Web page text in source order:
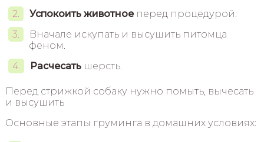
Успокоить животноеперед процедурой.
Вначале искупать и высушить питомца
феном.
Расчесатьшерсть.
Перед стрижкой собаку нужно помыть, вычесать
и высушить
Основные этапы груминга в домашних условиях: